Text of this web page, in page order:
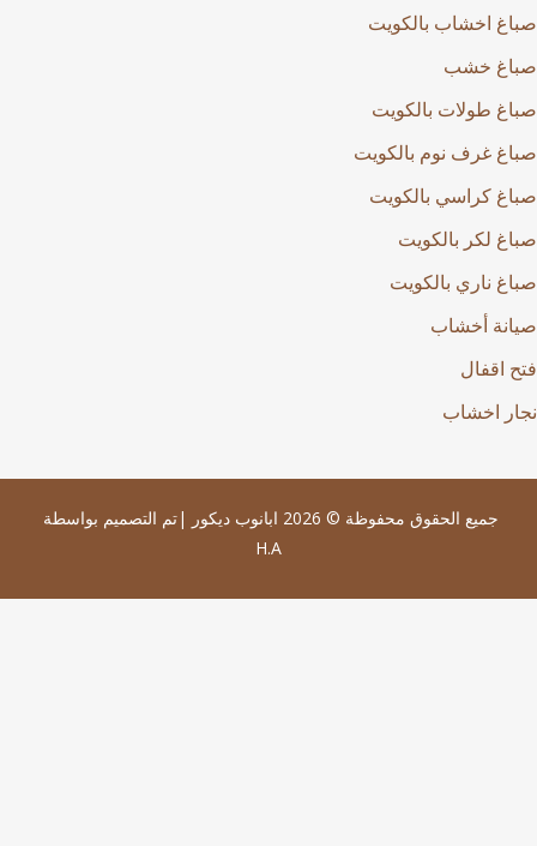
اخشاب بالكويت
خشب
طولات بالكويت
غرف نوم بالكويت
كراسي بالكويت
لكر بالكويت
ناري بالكويت
أخشاب
اقفال
اخشاب
جميع الحقوق محفوظة © 2026 ابانوب ديكور |تم التصميم بواسطة
H.A